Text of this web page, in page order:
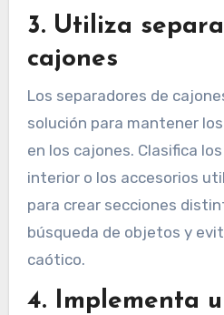
3. Utiliza
cajones
Los separadores de
solución para mantener
en los cajones. Clasifica
interior o los accesorios
para crear secciones
búsqueda de objetos y
caótico.
4. Implementa